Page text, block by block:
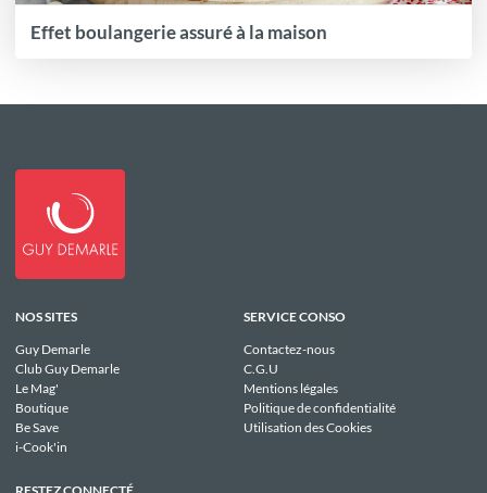
Effet boulangerie assuré à la maison
NOS SITES
Guy Demarle
Club Guy Demarle
Le Mag'
Boutique
Be Save
i-Cook'in
SERVICE CONSO
Contactez-nous
C.G.U
Mentions légales
Politique de confidentialité
Utilisation des Cookies